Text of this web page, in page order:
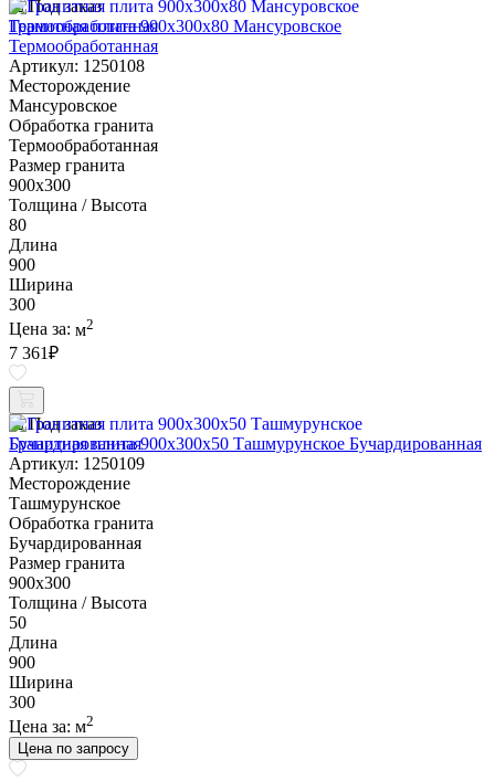
Под заказ
Гранитная плита 900х300x80 Мансуровское
Термообработанная
Артикул: 1250108
Месторождение
Мансуровское
Обработка гранита
Термообработанная
Размер гранита
900х300
Толщина / Высота
80
Длина
900
Ширина
300
Цена за: м2
7 361₽
Под заказ
Гранитная плита 900х300x50 Ташмурунское Бучардированная
Артикул: 1250109
Месторождение
Ташмурунское
Обработка гранита
Бучардированная
Размер гранита
900х300
Толщина / Высота
50
Длина
900
Ширина
300
Цена за: м2
Цена по запросу